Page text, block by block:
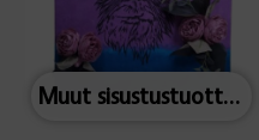
Muut sisustustuotteet